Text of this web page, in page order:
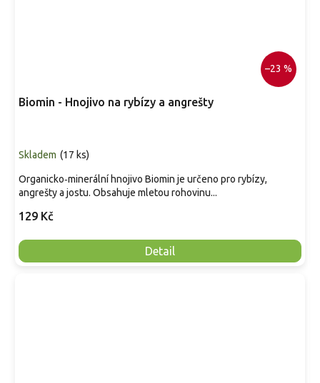
–23 %
Biomin - Hnojivo na rybízy a angrešty
Skladem (17 ks)
129 Kč
Detail
Organicko‑minerální hnojivo Biomin je určeno pro rybízy,
angrešty a jostu. Obsahuje mletou rohovinu...